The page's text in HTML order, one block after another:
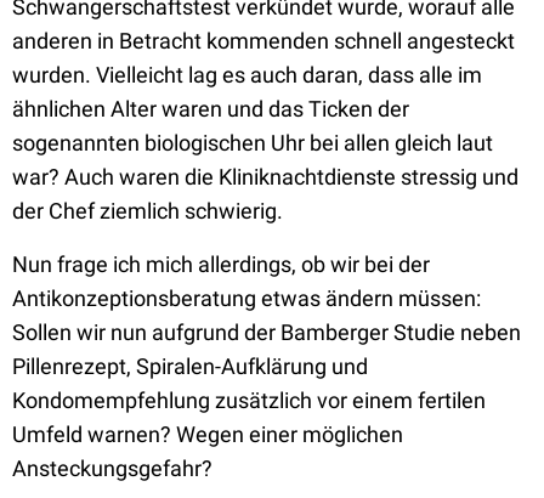
Schwangerschaftstest verkündet wurde, worauf alle
anderen in Betracht kommenden schnell angesteckt
wurden. Vielleicht lag es auch daran, dass alle im
ähnlichen Alter waren und das Ticken der
sogenannten biologischen Uhr bei allen gleich laut
war? Auch waren die Kliniknachtdienste stressig und
der Chef ziemlich schwierig.
Nun frage ich mich allerdings, ob wir bei der
Antikonzeptionsberatung etwas ändern müssen:
Sollen wir nun aufgrund der Bamberger Studie neben
Pillenrezept, Spiralen-Aufklärung und
Kondomempfehlung zusätzlich vor einem fertilen
Umfeld warnen? Wegen einer möglichen
Ansteckungsgefahr?